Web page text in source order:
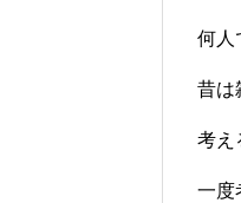
何人
昔は
考え
一度